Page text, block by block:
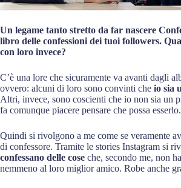
Un legame tanto stretto da far nascere
libro delle confessioni dei tuoi followers.
con loro invece?
C’è una lore che sicuramente va avanti dagli
ovvero: alcuni di loro sono convinti che io sia
Altri, invece, sono coscienti che io non sia un
fa comunque piacere pensare che possa esserlo.
Quindi si rivolgono a me come se veramente
di confessore. Tramite le stories Instagram si
confessano delle cose che, secondo me, non
nemmeno al loro miglior amico. Robe anche